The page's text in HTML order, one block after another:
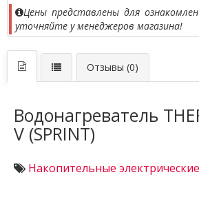
Цены представлены для
уточняйте у менеджеров магазина!
Отзывы (0)
Водонагреватель
V (SPRINT)
Накопительные